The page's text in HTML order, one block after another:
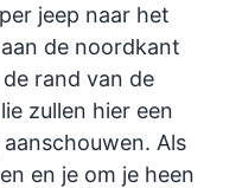
jeep naar het
de noordkant
rand van de
zullen hier een
Als
en je om je heen